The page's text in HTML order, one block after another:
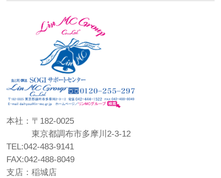
本社：〒182-0025
東京都調布市多摩川2-3-12
TEL:042-483-9141
FAX:042-488-8049
支店：稲城店